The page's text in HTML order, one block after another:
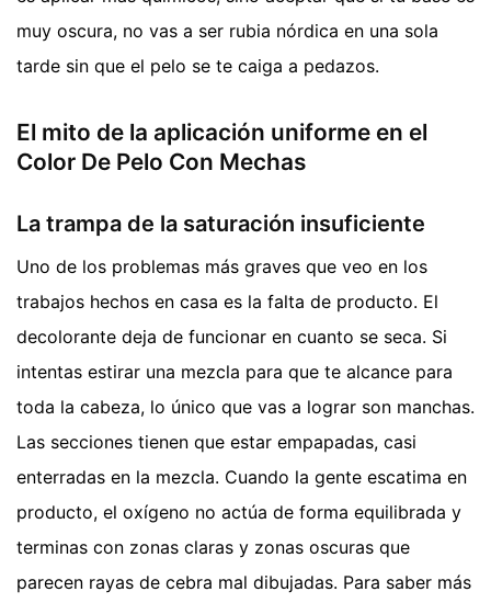
muy oscura, no vas a ser rubia nórdica en una sola
tarde sin que el pelo se te caiga a pedazos.
El mito de la aplicación uniforme en el
Color De Pelo Con Mechas
La trampa de la saturación insuficiente
Uno de los problemas más graves que veo en los
trabajos hechos en casa es la falta de producto. El
decolorante deja de funcionar en cuanto se seca. Si
intentas estirar una mezcla para que te alcance para
toda la cabeza, lo único que vas a lograr son manchas.
Las secciones tienen que estar empapadas, casi
enterradas en la mezcla. Cuando la gente escatima en
producto, el oxígeno no actúa de forma equilibrada y
terminas con zonas claras y zonas oscuras que
parecen rayas de cebra mal dibujadas. Para saber más